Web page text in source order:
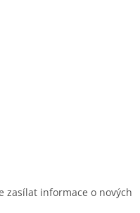
zasílat informace o nových